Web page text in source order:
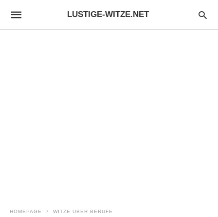
LUSTIGE-WITZE.NET
HOMEPAGE WITZE ÜBER BERUFE